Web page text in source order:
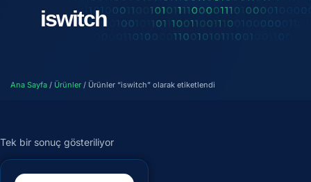
iswitch
Ana Sayfa / Ürünler / Ürünler “iswitch” olarak etiketlendi
Tek bir sonuç gösteriliyor